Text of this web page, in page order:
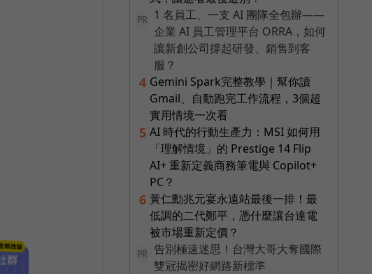
PR
1 名員工、一支 AI 團隊全包辦——
企業 AI 員工管理平台 ORRA，如何
讓新創公司撐起研發、銷售到客
服？
4 Gemini Spark完整教學｜幫你讀
Gmail、自動跑完工作流程，3個超
實用情境一次看
5 AI 時代的行動生產力：MSI 如何用
「理解情境」的 Prestige 14 Flip
AI+ 重新定義商務筆電與 Copilot+
PC？
6 黃仁勳兆元宴永遠站最後一排！最
低調的二代鄭平，憑什麼讓台達電
被市場重新定價？
PR
告別極速迷思！台灣大哥大奪國際
雙冠揭密好網路新標準